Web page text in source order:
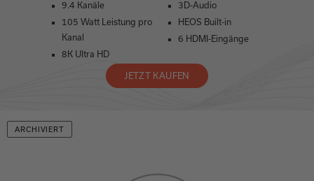
9.4 Kanäle
105 Watt Leistung pro
Kanal
8K Ultra HD
3D-Audio
HEOS Built-in
6 HDMI-Eingänge
JETZT KAUFEN
ARCHIVIERT